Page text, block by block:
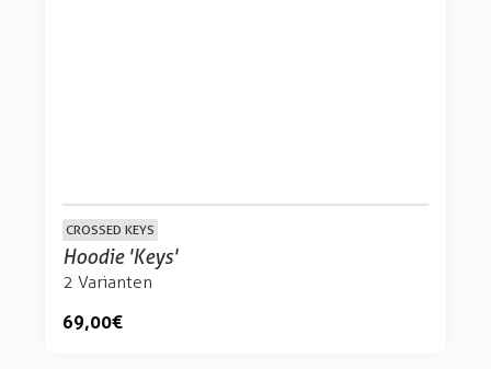
CROSSED KEYS
Hoodie 'Keys'
2 Varianten
69,00 €